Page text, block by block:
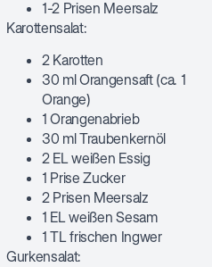
1-2 Prisen Meersalz
Karottensalat:
2 Karotten
30 ml Orangensaft (ca. 1
Orange)
1 Orangenabrieb
30 ml Traubenkernöl
2 EL weißen Essig
1 Prise Zucker
2 Prisen Meersalz
1 EL weißen Sesam
1 TL frischen Ingwer
Gurkensalat: